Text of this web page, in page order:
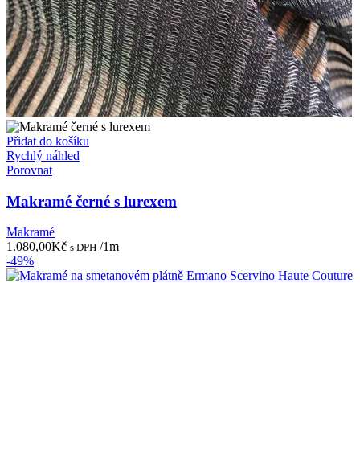
Přidat do košíku
Rychlý náhled
Porovnat
Makramé černé s lurexem
Makramé
1.080,00Kč s DPH /1m
-49%